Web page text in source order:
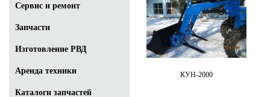
КУН-2000
Сервис и ремонт
Запчасти
Изготовление РВД
Аренда техники
Каталоги запчастей